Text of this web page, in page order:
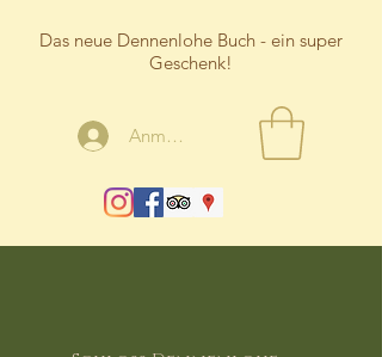
Das neue Dennenlohe Buch - ein super
Geschenk!
Anmelden